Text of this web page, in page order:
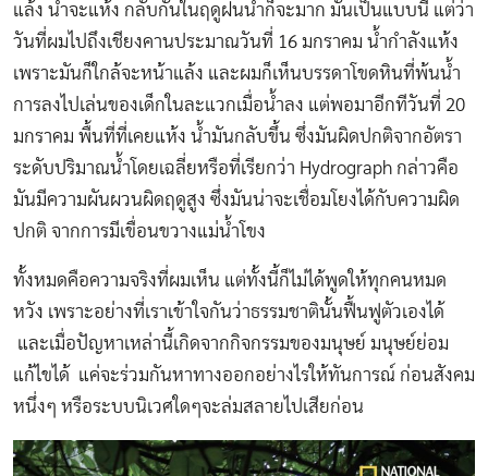
แล้ง น้ำจะแห้ง กลับกันในฤดูฝนน้ำก็จะมาก มันเป็นแบบนี้ แต่ว่า
วันที่ผมไปถึงเชียงคานประมาณวันที่ 16 มกราคม น้ำกำลังแห้ง
เพราะมันก็ใกล้จะหน้าแล้ง และผมก็เห็นบรรดาโขดหินที่พ้นน้ำ
การลงไปเล่นของเด็กในละแวกเมื่อน้ำลง แต่พอมาอีกทีวันที่ 20
มกราคม พื้นที่ที่เคยแห้ง น้ำมันกลับขึ้น ซึ่งมันผิดปกติจากอัตรา
ระดับปริมาณน้ำโดยเฉลี่ยหรือที่เรียกว่า Hydrograph กล่าวคือ
มันมีความผันผวนผิดฤดูสูง ซึ่งมันน่าจะเชื่อมโยงได้กับความผิด
ปกติ จากการมีเขื่อนขวางแม่น้ำโขง
ทั้งหมดคือความจริงที่ผมเห็น แต่ทั้งนี้ก็ไม่ได้พูดให้ทุกคนหมด
หวัง เพราะอย่างที่เราเข้าใจกันว่าธรรมชาตินั้นฟื้นฟูตัวเองได้
และเมื่อปัญหาเหล่านี้เกิดจากกิจกรรมของมนุษย์ มนุษย์ย่อม
แก้ไขได้ แค่จะร่วมกันหาทางออกอย่างไรให้ทันการณ์ ก่อนสังคม
หนึ่งๆ หรือระบบนิเวศใดๆจะล่มสลายไปเสียก่อน